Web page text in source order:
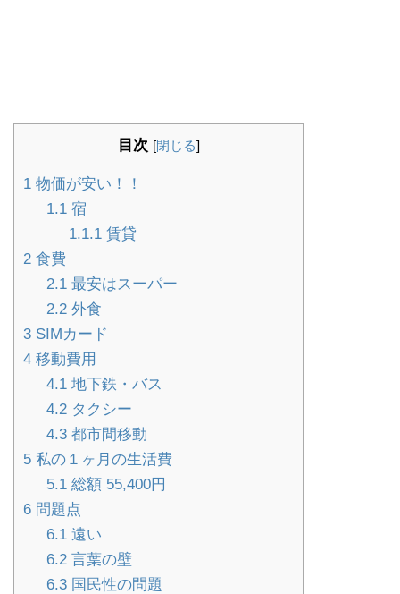
目次 [閉じる]
1 物価が安い！！
1.1宿
1.1.1 賃貸
2 食費
2.1最安はスーパー
2.2外食
3 SIMカード
4 移動費用
4.1地下鉄・バス
4.2タクシー
4.3都市間移動
5 私の１ヶ月の生活費
5.1総額 55,400円
6 問題点
6.1遠い
6.2言葉の壁
6.3国民性の問題